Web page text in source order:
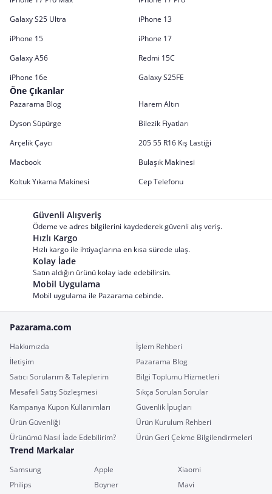
Galaxy S25 Ultra
iPhone 13
iPhone 15
iPhone 17
Galaxy A56
Redmi 15C
iPhone 16e
Galaxy S25FE
Öne Çıkanlar
Pazarama Blog
Harem Altın
Dyson Süpürge
Bilezik Fiyatları
Arçelik Çaycı
205 55 R16 Kış Lastiği
Macbook
Bulaşık Makinesi
Koltuk Yıkama Makinesi
Cep Telefonu
Güvenli Alışveriş
Ödeme ve adres bilgilerini kaydederek güvenli alış veriş.
Hızlı Kargo
Hızlı kargo ile ihtiyaçlarına en kısa sürede ulaş.
Kolay İade
Satın aldığın ürünü kolay iade edebilirsin.
Mobil Uygulama
Mobil uygulama ile Pazarama cebinde.
Pazarama.com
Hakkımızda
İşlem Rehberi
İletişim
Pazarama Blog
Satıcı Sorularım & Taleplerim
Bilgi Toplumu Hizmetleri
Mesafeli Satış Sözleşmesi
Sıkça Sorulan Sorular
Kampanya Kupon Kullanımları
Güvenlik İpuçları
Ürün Güvenliği
Ürün Kurulum Rehberi
Ürünümü Nasıl İade Edebilirim?
Ürün Geri Çekme Bilgilendirmeleri
Trend Markalar
Samsung Apple
Xiaomi
Philips
Boyner
Mavi